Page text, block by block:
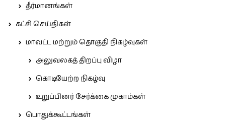
தீர்மானங்கள்
கட்சி செய்திகள்
மாவட்ட மற்றும் தொகுதி நிகழ்வுகள்
அலுவலகத் திறப்பு விழா
கொடியேற்ற நிகழ்வு
உறுப்பினர் சேர்க்கை முகாம்கள்
பொதுக்கூட்டங்கள்